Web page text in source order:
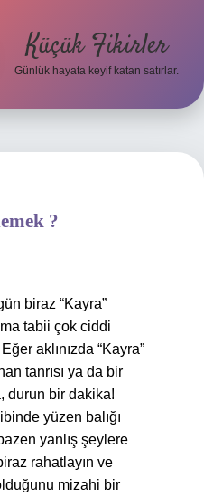
Küçük Fikirler
Günlük hayata keyif katan satırlar.
?
biraz “Kayra”
tabii çok ciddi
aklınızda “Kayra”
tanrısı ya da bir
durun bir dakika!
yüzen balığı
yanlış şeylere
rahatlayın ve
mizahi bir